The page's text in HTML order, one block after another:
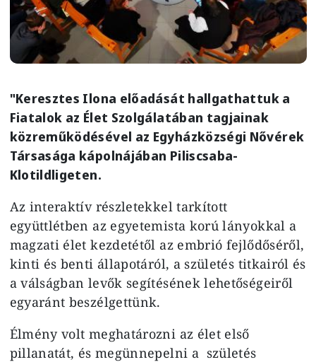
"Keresztes Ilona előadását hallgathattuk a
Fiatalok az Élet Szolgálatában tagjainak
közreműködésével az Egyházközségi Nővérek
Társasága kápolnájában Piliscsaba-
Klotildligeten.
Az interaktív részletekkel tarkított
együttlétben az egyetemista korú lányokkal a
magzati élet kezdetétől az embrió fejlődőséről,
kinti és benti állapotáról, a születés titkairól és
a válságban levők segítésének lehetőségeiről
egyaránt beszélgettünk.
Élmény volt meghatározni az élet első
pillanatát, és megünnepelni a születés